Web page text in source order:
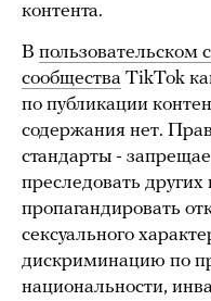
контента.
В пользовательском
сообщества TikTok
по публикации
содержания нет.
стандарты -
преследовать других
пропагандировать
сексуального
дискриминацию по
национальности,